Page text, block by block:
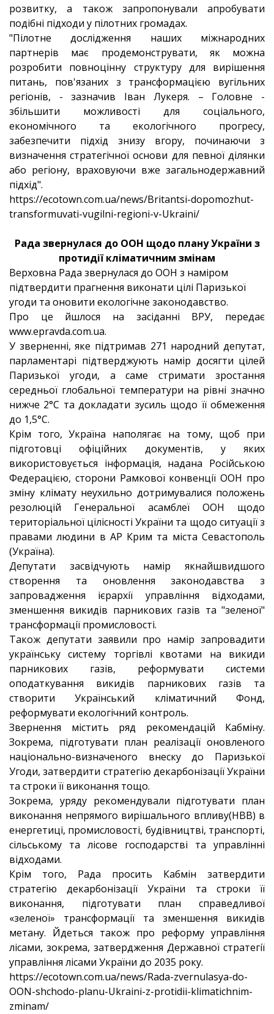
розвитку, а також запропонували апробувати
подібні підходи у пілотних громадах.
"Пілотне дослідження наших міжнародних
партнерів має продемонструвати, як можна
розробити повноцінну структуру для вирішення
питань, пов'язаних з трансформацією вугільних
регіонів, - зазначив Іван Лукеря. – Головне -
збільшити можливості для соціального,
економічного та екологічного прогресу,
забезпечити підхід знизу вгору, починаючи з
визначення стратегічної основи для певної ділянки
або регіону, враховуючи вже загальнодержавний
підхід".
https://ecotown.com.ua/news/Britantsi-dopomozhut-
transformuvati-vugilni-regioni-v-Ukraini/
Рада звернулася до ООН щодо плану України з
протидії кліматичним змінам
Верховна Рада звернулася до ООН з наміром
підтвердити прагнення виконати цілі Паризької
угоди та оновити екологічне законодавство.
Про це йшлося на засіданні ВРУ, передає
www.epravda.com.ua.
У зверненні, яке підтримав 271 народний депутат,
парламентарі підтверджують намір досягти цілей
Паризької угоди, а саме стримати зростання
середньої глобальної температури на рівні значно
нижче 2°C та докладати зусиль щодо її обмеження
до 1,5°C.
Крім того, Україна наполягає на тому, щоб при
підготовці офіційних документів, у яких
використовується інформація, надана Російською
Федерацією, сторони Рамкової конвенції ООН про
зміну клімату неухильно дотримувалися положень
резолюцій Генеральної асамблеї ООН щодо
територіальної цілісності України та щодо ситуації з
правами людини в АР Крим та міста Севастополь
(Україна).
Депутати засвідчують намір якнайшвидшого
створення та оновлення законодавства з
запровадження ієрархії управління відходами,
зменшення викидів парникових газів та "зеленої"
трансформації промисловості.
Також депутати заявили про намір запровадити
українську систему торгівлі квотами на викиди
парникових газів, реформувати системи
оподаткування викидів парникових газів та
створити Український кліматичний Фонд,
реформувати екологічний контроль.
Звернення містить ряд рекомендацій Кабміну.
Зокрема, підготувати план реалізації оновленого
національно-визначеного внеску до Паризької
Угоди, затвердити стратегію декарбонізації України
та строки її виконання тощо.
Зокрема, уряду рекомендували підготувати план
виконання непрямого вирішального впливу(НВВ) в
енергетиці, промисловості, будівництві, транспорті,
сільському та лісове господарстві та управлінні
відходами.
Крім того, Рада просить Кабмін затвердити
стратегію декарбонізації України та строки її
виконання, підготувати план справедливої
«зеленої» трансформації та зменшення викидів
метану. Йдеться також про реформу управління
лісами, зокрема, затвердження Державної стратегії
управління лісами України до 2035 року.
https://ecotown.com.ua/news/Rada-zvernulasya-do-
OON-shchodo-planu-Ukraini-z-protidii-klimatichnim-
zminam/